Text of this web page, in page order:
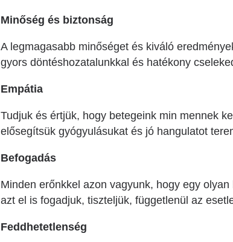
Minőség és biztonság
A legmagasabb minőséget és kiváló
gyors döntéshozatalunkkal és hatékony
Empátia
Tudjuk és értjük, hogy betegeink min mennek
elősegítsük gyógyulásukat és jó hangulatot
Befogadás
Minden erőnkkel azon vagyunk, hogy egy
azt el is fogadjuk, tiszteljük, függetlenül az
Feddhetetlenség